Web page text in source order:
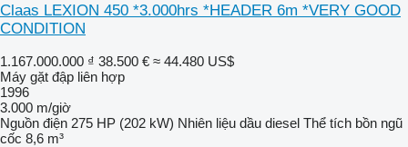
Claas LEXION 450 *3.000hrs *HEADER 6m *VERY GOOD
CONDITION
1.167.000.000 ₫ 38.500 € ≈ 44.480 US$
Máy gặt đập liên hợp
1996
3.000 m/giờ
Nguồn điện 275 HP (202 kW) Nhiên liệu dầu diesel Thể tích bồn ngũ
cốc 8,6 m³